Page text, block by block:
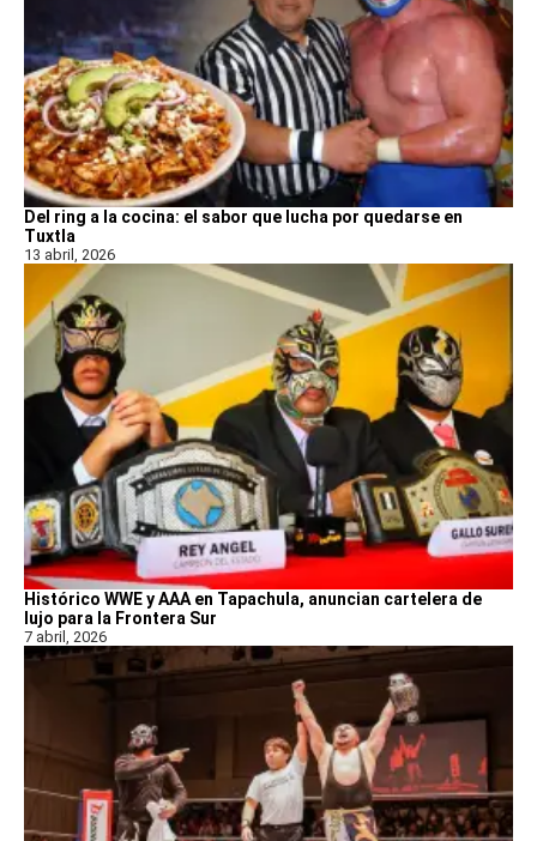
Del ring a la cocina: el sabor que lucha por quedarse en
Tuxtla
13 abril, 2026
Histórico WWE y AAA en Tapachula, anuncian cartelera de
lujo para la Frontera Sur
7 abril, 2026